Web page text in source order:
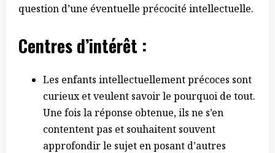
question d’une éventuelle précocité intellectuelle.
Centres d’intérêt :
Les enfants intellectuellement précoces sont
curieux et veulent savoir le pourquoi de tout.
Une fois la réponse obtenue, ils ne s’en
contentent pas et souhaitent souvent
approfondir le sujet en posant d’autres